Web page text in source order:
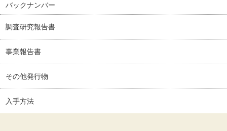
バックナンバー
調査研究報告書
事業報告書
その他発行物
入手方法